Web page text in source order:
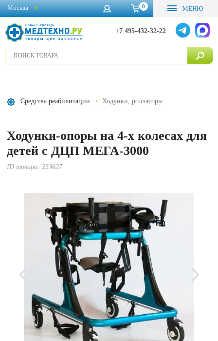
0 МЕНЮ
+7 495-432-32-22
Москва
Средства реабилитации Ходунки, роллаторы
Ходунки-опоры на 4-х колесах для
детей с ДЦП МЕГА-3000
ID товара:233627